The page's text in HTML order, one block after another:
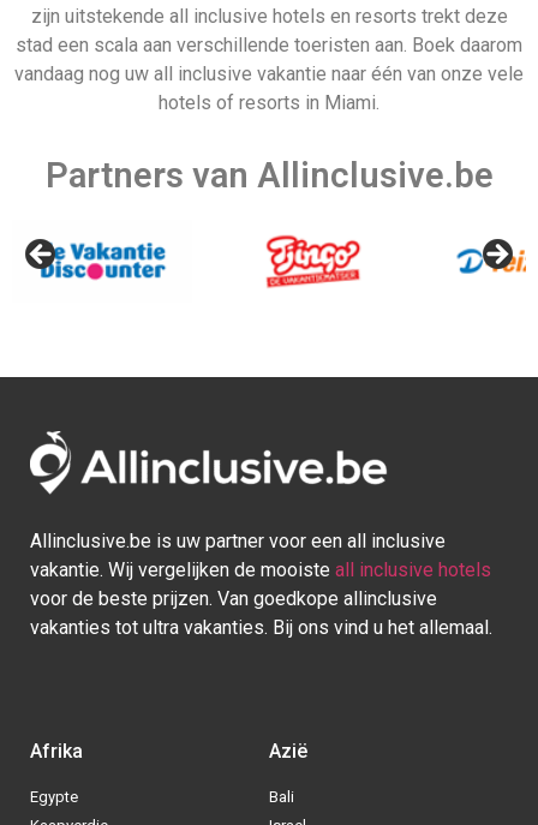
voorbeeldpagina hotel
zijn uitstekende all inclusive hotels en resorts trekt deze
stad een scala aan verschillende toeristen aan. Boek daarom
vandaag nog uw all inclusive vakantie naar één van onze vele
hotels of resorts in Miami.
Partners van Allinclusive.be
Allinclusive.be is uw partner voor een all inclusive
vakantie. Wij vergelijken de mooiste all inclusive hotels
voor de beste prijzen. Van goedkope allinclusive
vakanties tot ultra vakanties. Bij ons vind u het allemaal.
Afrika
Egypte
Azië
Bali